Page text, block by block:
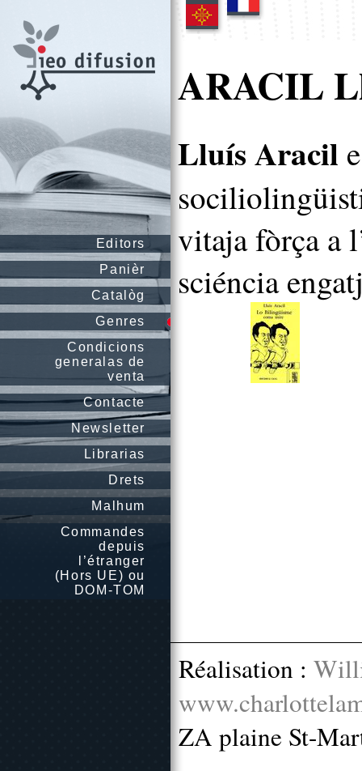
Editors
Panièr
Catalòg
Genres
Condicions
generalas de
venta
Contacte
Newsletter
Librarias
Drets
Malhum
Commandes
depuis
l’étranger
(Hors UE) ou
DOM-TOM
ARACIL
Lluís Aracil
vitaja fòrça a
sciéncia
Réalisation :
ZA plaine St-